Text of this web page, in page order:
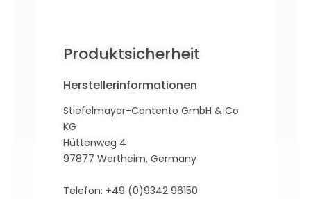
Produktsicherheit
Herstellerinformationen
Stiefelmayer-Contento GmbH & Co
KG
Hüttenweg 4
97877 Wertheim, Germany
Telefon: +49 (0)9342 96150